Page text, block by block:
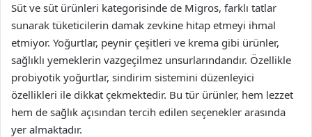
Süt ve süt ürünleri kategorisinde de Migros, farklı tatlar
sunarak tüketicilerin damak zevkine hitap etmeyi ihmal
etmiyor. Yoğurtlar, peynir çeşitleri ve krema gibi ürünler,
sağlıklı yemeklerin vazgeçilmez unsurlarındandır. Özellikle
probiyotik yoğurtlar, sindirim sistemini düzenleyici
özellikleri ile dikkat çekmektedir. Bu tür ürünler, hem lezzet
hem de sağlık açısından tercih edilen seçenekler arasında
yer almaktadır.